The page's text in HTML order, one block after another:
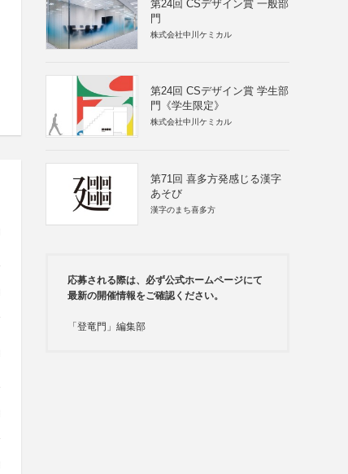
第24回 CSデザイン賞 一般部
門
株式会社中川ケミカル
第24回 CSデザイン賞 学生部
門《学生限定》
株式会社中川ケミカル
第71回 喜多方発感じる漢字
あそび
漢字のまち喜多方
応募される際は、必ず公式ホームページにて
最新の開催情報をご確認ください。
「登竜門」編集部